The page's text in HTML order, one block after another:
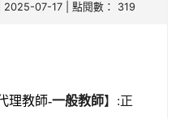
07-17 | 點閱數： 319
理教師-一般教師】:正